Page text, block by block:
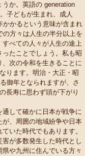
か。英語の generation
子どもが生まれ、成人
かかるという意味が含まれ
方々は人生の半分以上を
べての人々が人生の途上
たことでしょう。私も昭
次の令和を生きることに
ります。明治・大正・昭
御年となられますが、さ
長寿に思わず頭が下がり
して確かに日本が戦争に
、周囲の地域紛争や日本
いた時代でもあります。
が多数発生した時代とし
や九州に住んでいる方々